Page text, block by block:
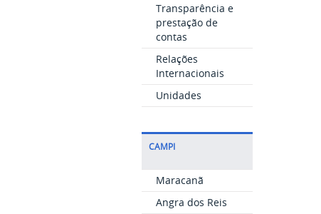
Transparência e
prestação de
contas
Relações
Internacionais
Unidades
CAMPI
Maracanã
Angra dos Reis